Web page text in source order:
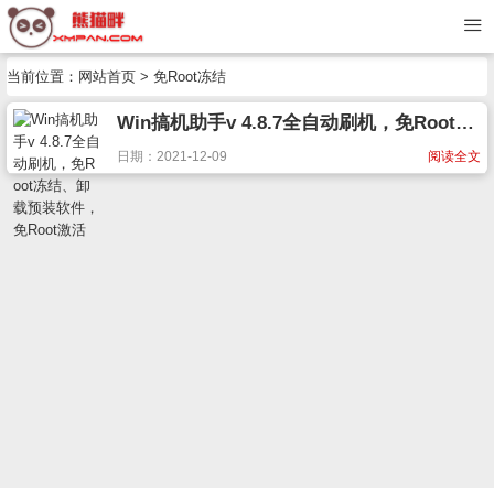
当前位置： 网站首页 > 免Root冻结
Win搞机助手v 4.8.7全自动刷机，免Root冻结、卸载预装软件，免Root激活
阅读全文
日期：2021-12-09